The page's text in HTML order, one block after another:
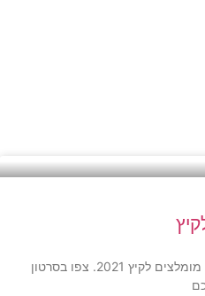
טיול וירטואלי ב10 המעיינות הכי מומלצים לקיץ 2021. צפו בסרטון